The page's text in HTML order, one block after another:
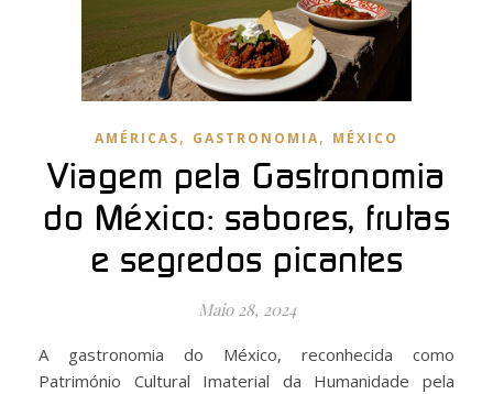
AMÉRICAS, GASTRONOMIA, MÉXICO
Viagem pela Gastronomia
do México: sabores, frutas
e segredos picantes
Maio 28, 2024
A gastronomia do México, reconhecida como
Património Cultural Imaterial da Humanidade pela